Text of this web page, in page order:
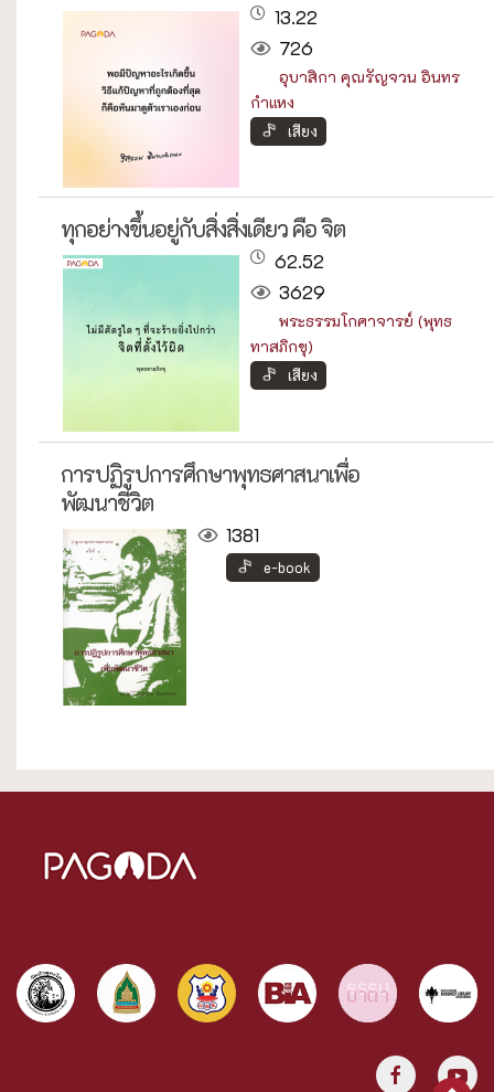
13.22
726
อุบาสิกา คุณรัญจวน อินทร
กำแหง
เสียง
ทุกอย่างขึ้นอยู่กับสิ่งสิ่งเดียว คือ จิต
62.52
3629
พระธรรมโกศาจารย์ (พุทธ
ทาสภิกขุ)
เสียง
การปฏิรูปการศึกษาพุทธศาสนาเพื่อ
พัฒนาชีวิต
1381
e-book